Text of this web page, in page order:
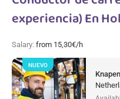
experiencia) En
Salary: from 15,30€/h
NUEVO